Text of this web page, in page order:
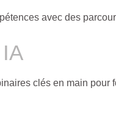
avec des
clés en main pour